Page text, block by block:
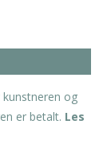
og
er betalt. Les